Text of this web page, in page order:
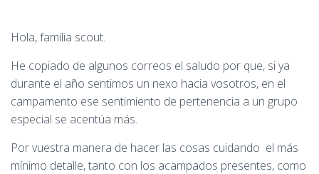
Hola, familia scout.
He copiado de algunos correos el saludo por que, si ya
durante el año sentimos un nexo hacia vosotros, en el
campamento ese sentimiento de pertenencia a un grupo
especial se acentúa más.
Por vuestra manera de hacer las cosas cuidando el más
mínimo detalle, tanto con los acampados presentes, como